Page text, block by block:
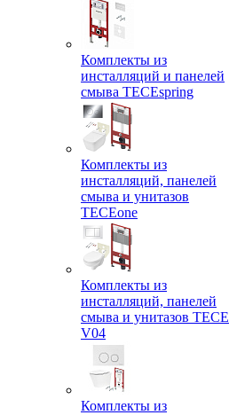
Комплекты из
инсталляций и панелей
смыва TECEspring
Комплекты из
инсталляций, панелей
смыва и унитазов
TECEone
Комплекты из
инсталляций, панелей
смыва и унитазов ТЕСЕ
V04
Комплекты из